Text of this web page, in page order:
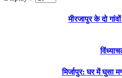
मीरजापुर के दो
मिर्जापुर: घर में घुसा